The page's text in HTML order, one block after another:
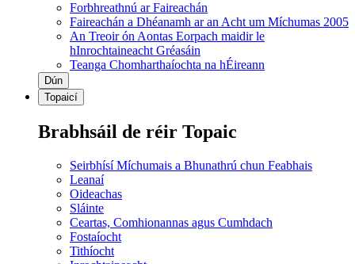
Forbhreathnú ar Faireachán
Faireachán a Dhéanamh ar an Acht um Míchumas 2005
An Treoir ón Aontas Eorpach maidir le
hInrochtaineacht Gréasáin
Teanga Chomharthaíochta na hÉireann
Dún
Topaicí
Brabhsáil de réir Topaic
Seirbhísí Míchumais a Bhunathrú chun Feabhais
Leanaí
Oideachas
Sláinte
Ceartas, Comhionannas agus Cumhdach
Fostaíocht
Tithíocht